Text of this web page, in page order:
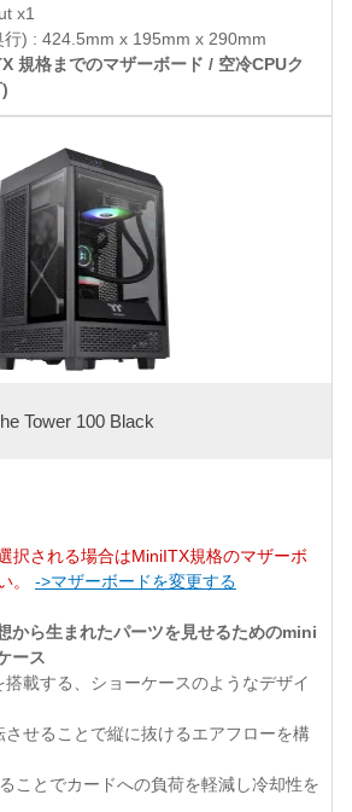
x1
) : 424.5mm x 195mm x 290mm
規格までのマザーボード / 空冷CPUク
Tower 100 Black
択される場合はMiniITX規格のマザーボ
。 ->マザーボードを変更する
から生まれたパーツを見せるためのmini
ース
載する、ショーケースのようなデザイ
させることで縦に抜けるエアフローを構
ことでカードへの負荷を軽減し冷却性を